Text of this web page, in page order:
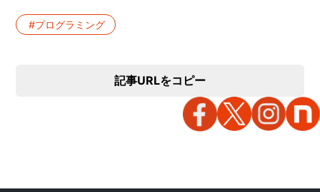
プログラミング
記事URLをコピー